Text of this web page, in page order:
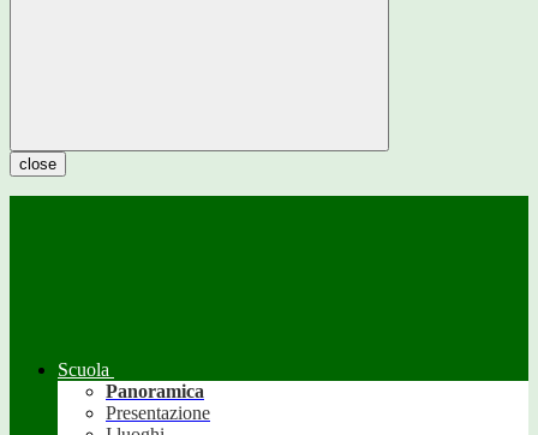
close
Scuola
Panoramica
Presentazione